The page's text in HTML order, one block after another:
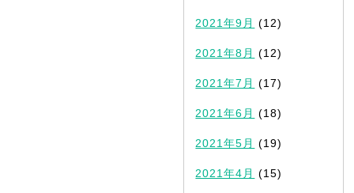
2021年9月 (12)
2021年8月 (12)
2021年7月 (17)
2021年6月 (18)
2021年5月 (19)
2021年4月 (15)